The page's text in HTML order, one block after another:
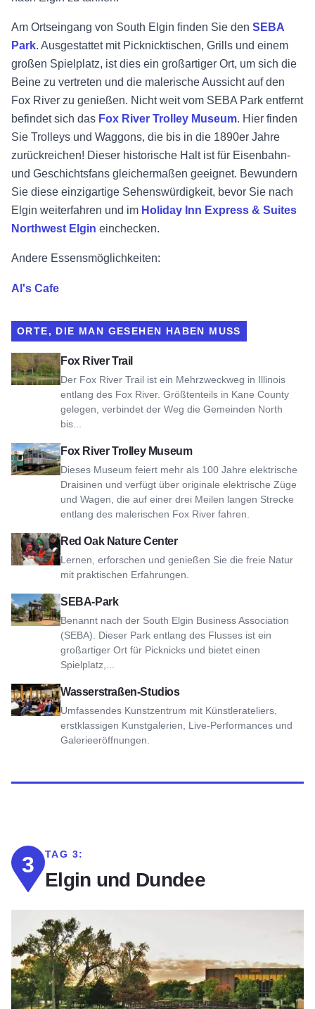
Am Ortseingang von South Elgin finden Sie den SEBA
Park. Ausgestattet mit Picknicktischen, Grills und einem
großen Spielplatz, ist dies ein großartiger Ort, um sich die
Beine zu vertreten und die malerische Aussicht auf den
Fox River zu genießen. Nicht weit vom SEBA Park entfernt
befindet sich das Fox River Trolley Museum. Hier finden
Sie Trolleys und Waggons, die bis in die 1890er Jahre
zurückreichen! Dieser historische Halt ist für Eisenbahn-
und Geschichtsfans gleichermaßen geeignet. Bewundern
Sie diese einzigartige Sehenswürdigkeit, bevor Sie nach
Elgin weiterfahren und im Holiday Inn Express & Suites
Northwest Elgin einchecken.
Andere Essensmöglichkeiten:
Al's Cafe
ORTE, DIE MAN GESEHEN HABEN MUSS
Fox River Trail
Der Fox River Trail ist ein Mehrzweckweg in Illinois
entlang des Fox River. Größtenteils in Kane County
gelegen, verbindet der Weg die Gemeinden North
bis...
Ansicht Fox River Trail
Fox River Trolley Museum
Dieses Museum feiert mehr als 100 Jahre elektrische
Draisinen und verfügt über originale elektrische Züge
und Wagen, die auf einer drei Meilen langen Strecke
entlang des malerischen Fox River fahren.
Fox River Trolley Museum ansehen
Red Oak Nature Center
Lernen, erforschen und genießen Sie die freie Natur
mit praktischen Erfahrungen.
Ansicht Red Oak Nature Center
SEBA-Park
Benannt nach der South Elgin Business Association
(SEBA). Dieser Park entlang des Flusses ist ein
großartiger Ort für Picknicks und bietet einen
Spielplatz,...
Ansicht SEBA Park
Wasserstraßen-Studios
Umfassendes Kunstzentrum mit Künstlerateliers,
erstklassigen Kunstgalerien, Live-Performances und
Galerieeröffnungen.
Ansicht Water Street Studios
3 TAG 3:
Elgin und Dundee